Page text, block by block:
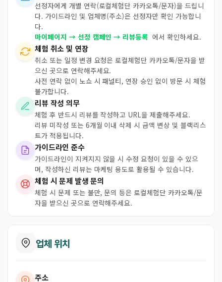
선정자에게 개별 연락(로컬체험단 카카오톡/문자)을 드립니
다. 가이드라인 및 업체명(주소)은 선정자만 확인 가능합니
다.
마이페이지 → 선정 캠페인 → 리뷰등록 에서 확인하세요.
체험 취소 및 연장
취소 또는 일정 변경 요청은 로컬체험단 카카오톡/문자을 받
으신 곳으로 연락해주세요.
사전 연락 없이 노쇼 시 패널티, 연장 승인 없이 방문 시 체험
불가합니다.
리뷰 작성 의무
체험 후 반드시 리뷰를 작성하고 URL을 제출해주세요.
리뷰 미작성 또는 6개월 이내 삭제 시 금액 변상 및 블랙리스
트가 적용됩니다.
가이드라인 준수
가이드라인이 지켜지지 않을 시 수정 요청이 있을 수 있으
며, 작성하신 리뷰는 마케팅 용도로 활용될 수 있습니다.
체험 시 문제 발생 문의
체험 시 문제 또는 불만, 문의 등은 로컬체험단 카카오톡/문
자을 받으신 곳으로 연락해주세요.
업체 위치
주소